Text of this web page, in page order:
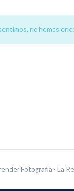
no hemos
Fotografía - La